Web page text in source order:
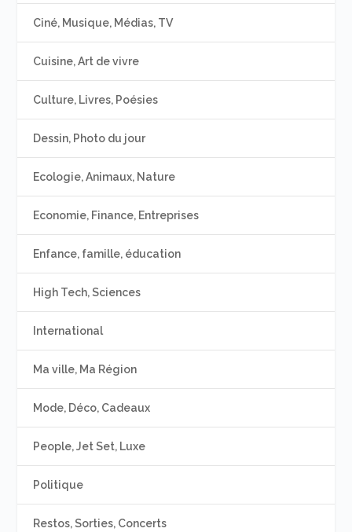
Ciné, Musique, Médias, TV
Cuisine, Art de vivre
Culture, Livres, Poésies
Dessin, Photo du jour
Ecologie, Animaux, Nature
Economie, Finance, Entreprises
Enfance, famille, éducation
High Tech, Sciences
International
Ma ville, Ma Région
Mode, Déco, Cadeaux
People, Jet Set, Luxe
Politique
Restos, Sorties, Concerts